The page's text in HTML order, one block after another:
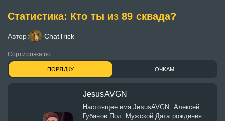
Статистика: Кто ты из 89 сквада?
Автор: ChatTrick
Сортировка по:
ПОРЯДКУ ОЧКАМ
JesusAVGN
Настоящее имя JesusAVGN: Алексей
Губанов Пол: Мужской Дата рождения: